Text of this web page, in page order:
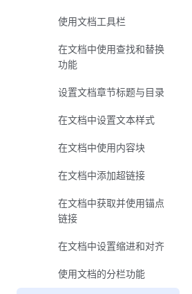
使用文档工具栏
在文档中使用查找和替换
功能
设置文档章节标题与目录
在文档中设置文本样式
在文档中使用内容块
在文档中添加超链接
在文档中获取并使用锚点
链接
在文档中设置缩进和对齐
使用文档的分栏功能